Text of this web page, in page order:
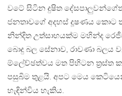
වටේ සිටින දුෂිත
ජනතාවගේ අදහස් දූෂණය කොට
නින්දිත උත්සාහයක්ම මහින්ද
බොදු බල සේනාව, රාවණා බලය
ම්ලේච්ඡත්වය මත පිහිටන ත්‍රස්ත
පසුබිම තුළයි. අපට මෙය කෙටියෙන්
හැඳින්විය හැකිය.